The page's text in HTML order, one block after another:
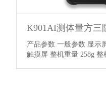
K901AI测体量方三
产品参数 一般参数 显示
触摸屏 整机重量 258g 整